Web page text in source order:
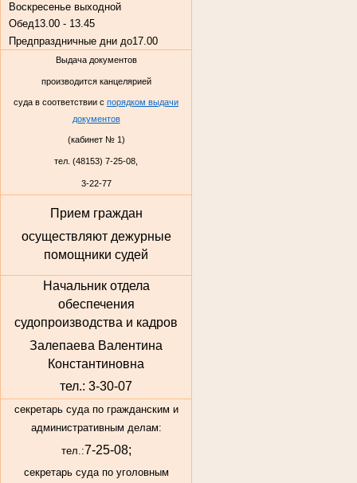
Воскресенье выходной
Обед13.00 - 13.45
Предпраздничные дни до17.00
Выдача документов
производится канцелярией
суда в соответствии с порядком выдачи
документов
(кабинет № 1)
тел. (48153) 7-25-08,
3-22-77
Прием граждан
осуществляют дежурные
помощники судей
Начальник отдела
обеспечения
судопроизводства и кадров
Залепаева Валентина
Константиновна
тел.: 3-30-07
секретарь суда по гражданским и
административным делам:
тел.:7-25-08;
секретарь суда по уголовным